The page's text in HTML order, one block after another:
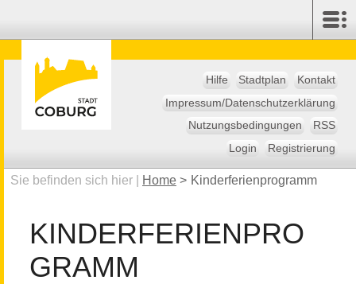
Hilfe Stadtplan
Kontakt
Impressum/Datenschutzerklärung
Nutzungsbedingungen
RSS
Login
Registrierung
Sie befinden sich hier | Home > Kinderferienprogramm
KINDERFERIENPRO
GRAMM